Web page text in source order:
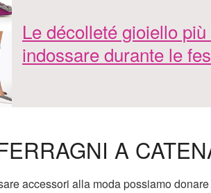
Le décolleté gioiello
indossare durante le
A
accessori alla moda possiamo